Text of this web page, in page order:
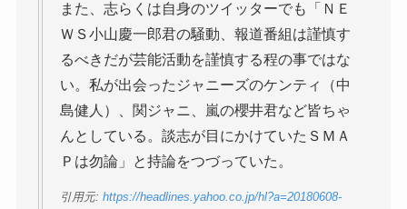
また、志らくは自身のツイッターでも「ＮＥ
ＷＳ小山慶一郎君の騒動、報道番組は謹慎す
るべきだが芸能活動を謹慎する程の事ではな
い。私が出会ったジャニーズのケンティ（中
島健人）、関ジャニ、嵐の櫻井君など皆ちゃ
んとしている。談志が目にかけていたＳＭＡ
Ｐは勿論」と持論をつづっていた。
引用元: https://headlines.yahoo.co.jp/hl?a=20180608-